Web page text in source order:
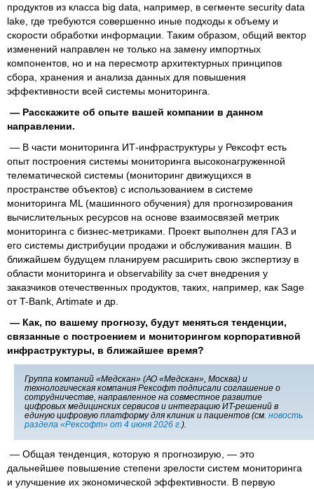
продуктов из класса big data, например, в сегменте security data
lake, где требуются совершенно иные подходы к объему и
скорости обработки информации. Таким образом, общий вектор
изменений направлен не только на замену импортных
компонентов, но и на пересмотр архитектурных принципов
сбора, хранения и анализа данных для повышения
эффективности всей системы мониторинга.
— Расскажите об опыте вашей компании в данном
направлении.
— В части мониторинга ИТ-инфраструктуры у Рексофт есть
опыт построения системы мониторинга высоконагруженной
телематической системы (мониторинг движущихся в
пространстве объектов) с использованием в системе
мониторинга ML (машинного обучения) для прогнозирования
вычислительных ресурсов на основе взаимосвязей метрик
мониторинга с бизнес-метриками. Проект выполнен для ГАЗ и
его системы дистрибуции продажи и обслуживания машин. В
ближайшем будущем планируем расширить свою экспертизу в
области мониторинга и observability за счет внедрения у
заказчиков отечественных продуктов, таких, например, как Sage
от T-Bank, Artimate и др.
— Как, по вашему прогнозу, будут меняться тенденции,
связанные с построением и мониторингом корпоративной
инфраструктуры, в ближайшее время?
Группа компаний «Медскан» (АО «Медскан», Москва) и
технологическая компания Рексофт подписали соглашение о
сотрудничестве, направленное на совместное развитие
цифровых медицинских сервисов и интеграцию ИT-решений в
единую цифровую платформу для клиник и пациентов (см. новость
раздела «Рексофт» от 4 июня 2026 г. ).
— Общая тенденция, которую я прогнозирую, — это
дальнейшее повышение степени зрелости систем мониторинга
и улучшение их экономической эффективности. В первую